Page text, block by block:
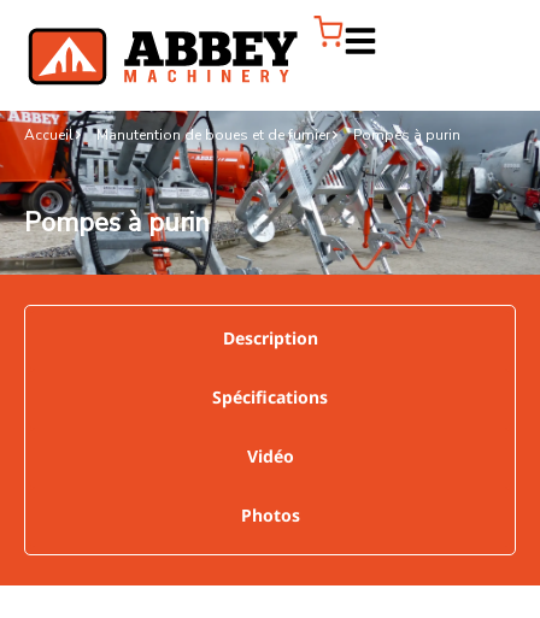
Accueil Manutention de boues et de fumier Pompes à purin
Pompes à purin
Description
Spécifications
Vidéo
Photos